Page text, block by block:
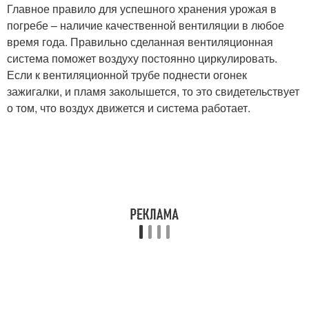
Главное правило для успешного хранения урожая в
погребе – наличие качественной вентиляции в любое
время года. Правильно сделанная вентиляционная
система поможет воздуху постоянно циркулировать.
Если к вентиляционной трубе поднести огонек
зажигалки, и пламя заколышется, то это свидетельствует
о том, что воздух движется и система работает.